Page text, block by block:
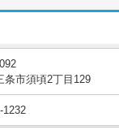
条市須頃2丁目129
1232